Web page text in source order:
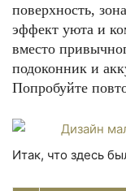
поверхность,
эффект уюта и
вместо
подоконник и
Попробуйте
Итак, что здесь